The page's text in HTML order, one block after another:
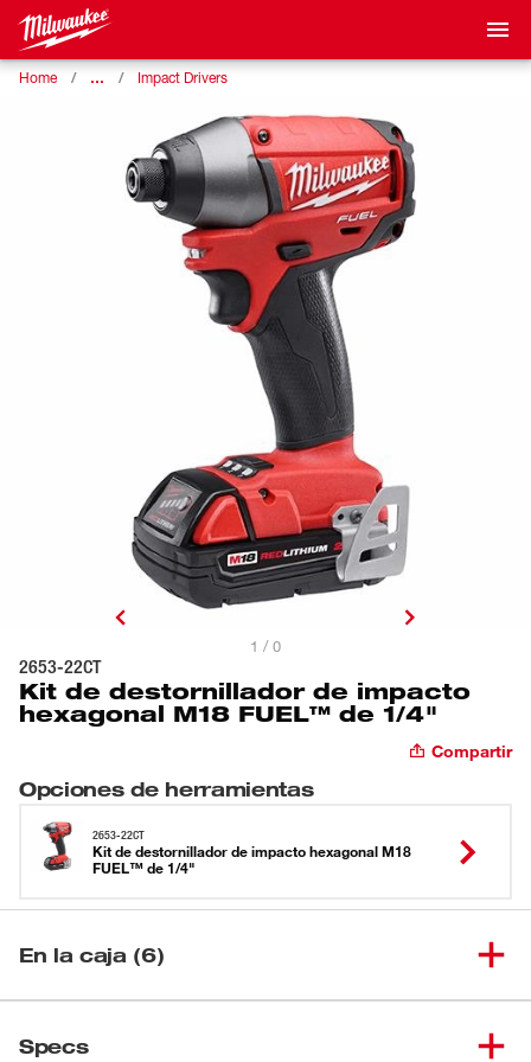
Home … Impact Drivers
1 / 0
2653-22CT
Kit de destornillador de impacto
hexagonal M18 FUEL™ de 1/4"
Compartir
Opciones de herramientas
2653-22CT
Kit de destornillador de impacto hexagonal M18
FUEL™ de 1/4"
En la caja (6)
(1)
Specs